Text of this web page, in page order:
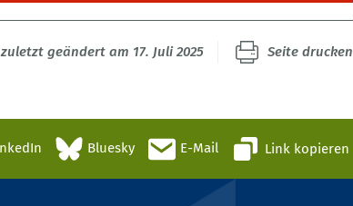
zuletzt geändert am 17. Juli 2025 Seite drucken
Bluesky E-Mail Link kopieren